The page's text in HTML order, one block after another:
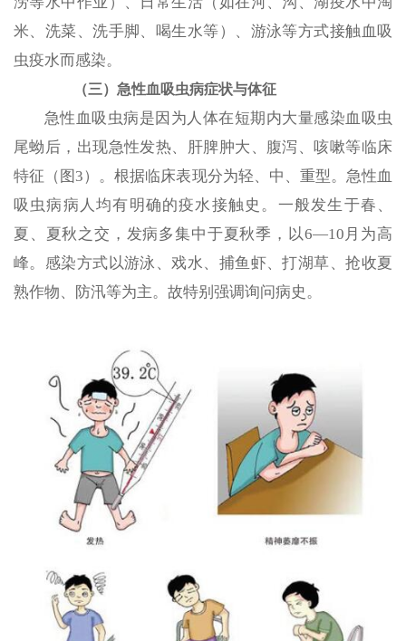
米、洗菜、洗手脚、喝生水等）、游泳等方式接触血吸
虫疫水而感染。
（三）急性血吸虫病症状与体征
急性血吸虫病是因为人体在短期内大量感染血吸虫
尾蚴后，出现急性发热、肝脾肿大、腹泻、咳嗽等临床
特征（图3）。根据临床表现分为轻、中、重型。急性血
吸虫病病人均有明确的疫水接触史。一般发生于春、
夏、夏秋之交，发病多集中于夏秋季，以6—10月为高
峰。感染方式以游泳、戏水、捕鱼虾、打湖草、抢收夏
熟作物、防汛等为主。故特别强调询问病史。